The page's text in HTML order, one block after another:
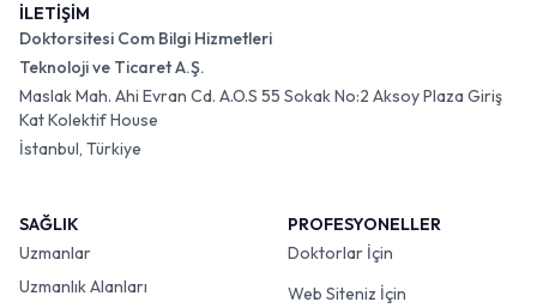
İLETİŞİM
Doktorsitesi Com Bilgi Hizmetleri
Teknoloji ve Ticaret A.Ş.
Maslak Mah. Ahi Evran Cd. A.O.S 55 Sokak No:2 Aksoy Plaza Giriş
Kat Kolektif House
İstanbul, Türkiye
SAĞLIK
Uzmanlar
Uzmanlık Alanları
PROFESYONELLER
Doktorlar İçin
Web Siteniz İçin